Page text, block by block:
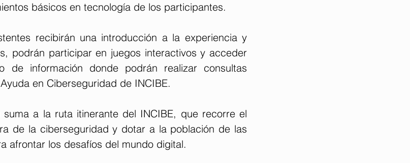
básicos en tecnología de los participantes.
recibirán una introducción a la experiencia y
podrán participar en juegos interactivos y acceder
información donde podrán realizar consultas
en Ciberseguridad de INCIBE.
a la ruta itinerante del INCIBE, que recorre el
de la ciberseguridad y dotar a la población de las
afrontar los desafíos del mundo digital.